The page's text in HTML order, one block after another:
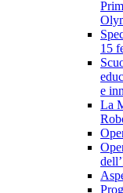
15
e
La